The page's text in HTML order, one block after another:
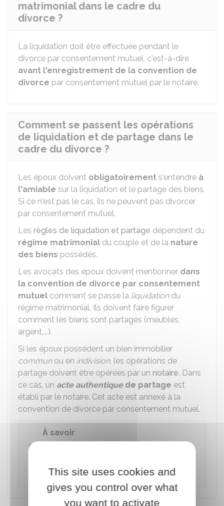
matrimonial dans le cadre du
divorce ?
La liquidation doit être effectuée pendant le
divorce par consentement mutuel, c'est-à-dire
avant l'enregistrement de la convention de
divorce par consentement mutuel par le notaire.
Comment se passent les opérations
de liquidation et de partage dans le
cadre du divorce ?
Les époux doivent obligatoirement s'entendre à
l'amiable sur la liquidation et le partage des biens.
Si ce n'est pas le cas, ils ne peuvent pas divorcer
par consentement mutuel.
Les règles de liquidation et partage dépendent du
régime matrimonial du couple et de la nature
des biens possédés.
Les avocats des époux doivent mentionner dans
la convention de divorce par consentement
mutuel comment se passe la liquidationdu
régime matrimonial. Ils doivent faire figurer
comment les biens sont partagés (meubles,
argent,...).
Si les époux possèdent un bien immobilier
communou en indivision, les opérations de
partage doivent être opérées par un notaire. Dans
ce cas, un acte authentiquede partage est
établi par le notaire. Cet acte est annexé à la
convention de divorce par consentement mutuel.
À savoir
Si les époux ne souhaitent pas partager leurs
d'indivision.
This site uses cookies and
gives you control over what
you want to activate